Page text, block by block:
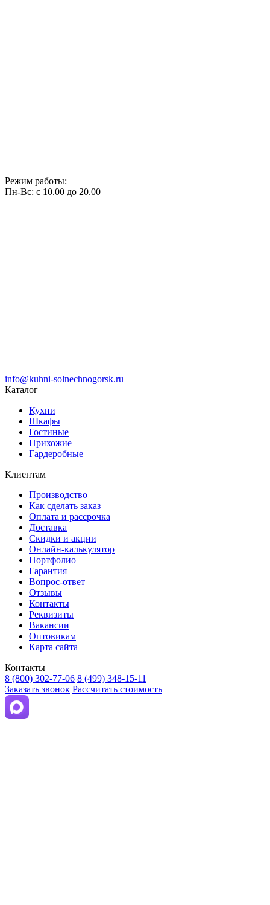
Режим работы:
Пн-Вс: с 10.00 до 20.00
info@kuhni-solnechnogorsk.ru
Каталог
Кухни
Шкафы
Гостиные
Прихожие
Гардеробные
Клиентам
Производство
Как сделать заказ
Оплата и рассрочка
Доставка
Скидки и акции
Онлайн-калькулятор
Портфолио
Гарантия
Вопрос-ответ
Отзывы
Контакты
Реквизиты
Вакансии
Оптовикам
Карта сайта
Контакты
8 (800) 302-77-06 8 (499) 348-15-11
Заказать звонок Рассчитать стоимость